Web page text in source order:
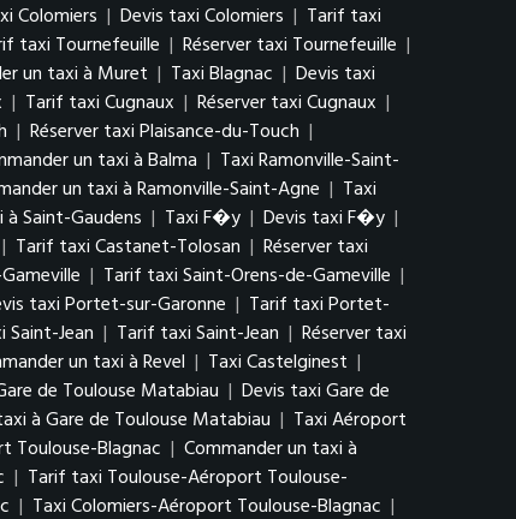
Colomiers | Devis taxi Colomiers | Tarif taxi
taxi Tournefeuille | Réserver taxi Tournefeuille |
un taxi à Muret | Taxi Blagnac | Devis taxi
| Tarif taxi Cugnaux | Réserver taxi Cugnaux |
| Réserver taxi Plaisance-du-Touch |
un taxi à Balma | Taxi Ramonville-Saint-
un taxi à Ramonville-Saint-Agne | Taxi
Saint-Gaudens | Taxi F�y | Devis taxi F�y |
| Tarif taxi Castanet-Tolosan | Réserver taxi
| Tarif taxi Saint-Orens-de-Gameville |
taxi Portet-sur-Garonne | Tarif taxi Portet-
Saint-Jean | Tarif taxi Saint-Jean | Réserver taxi
un taxi à Revel | Taxi Castelginest |
de Toulouse Matabiau | Devis taxi Gare de
à Gare de Toulouse Matabiau | Taxi Aéroport
Toulouse-Blagnac | Commander un taxi à
| Tarif taxi Toulouse-Aéroport Toulouse-
| Taxi Colomiers-Aéroport Toulouse-Blagnac |